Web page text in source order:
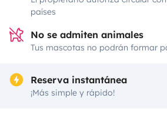
países
No se admiten animales
Tus mascotas no podrán formar
Reserva instantánea
¡Más simple y rápido!